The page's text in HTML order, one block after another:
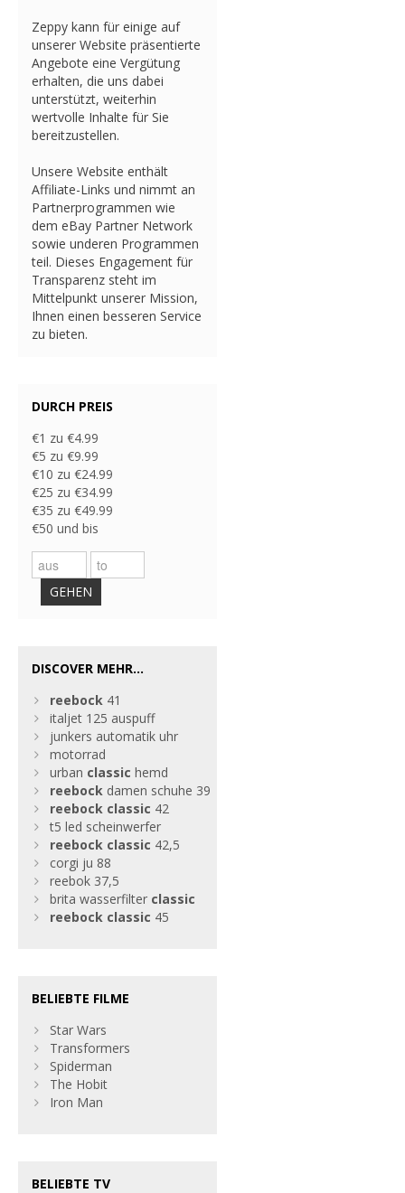
Zeppy kann für einige auf
unserer Website präsentierte
Angebote eine Vergütung
erhalten, die uns dabei
unterstützt, weiterhin
wertvolle Inhalte für Sie
bereitzustellen.
Unsere Website enthält
Affiliate-Links und nimmt an
Partnerprogrammen wie
dem eBay Partner Network
sowie underen Programmen
teil. Dieses Engagement für
Transparenz steht im
Mittelpunkt unserer Mission,
Ihnen einen besseren Service
zu bieten.
DURCH PREIS
€1 zu €4.99
€5 zu €9.99
€10 zu €24.99
€25 zu €34.99
€35 zu €49.99
€50 und bis
GEHEN
DISCOVER MEHR...
reebock 41
italjet 125 auspuff
junkers automatik uhr
motorrad
urban classic hemd
reebock damen schuhe 39
reebock classic 42
t5 led scheinwerfer
reebock classic 42,5
corgi ju 88
reebok 37,5
brita wasserfilter classic
reebock classic 45
BELIEBTE FILME
Star Wars
Transformers
Spiderman
The Hobit
Iron Man
BELIEBTE TV